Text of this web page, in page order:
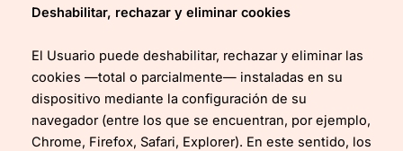
Deshabilitar, rechazar y eliminar cookies
El Usuario puede deshabilitar, rechazar y eliminar las
cookies —total o parcialmente— instaladas en su
dispositivo mediante la configuración de su
navegador (entre los que se encuentran, por ejemplo,
Chrome, Firefox, Safari, Explorer). En este sentido, los